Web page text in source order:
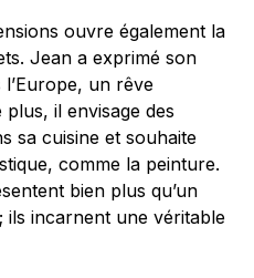
ouvre également la
Jean a exprimé son
un rêve
il envisage des
sa cuisine et souhaite
comme la peinture.
bien plus qu’un
ils incarnent une véritable